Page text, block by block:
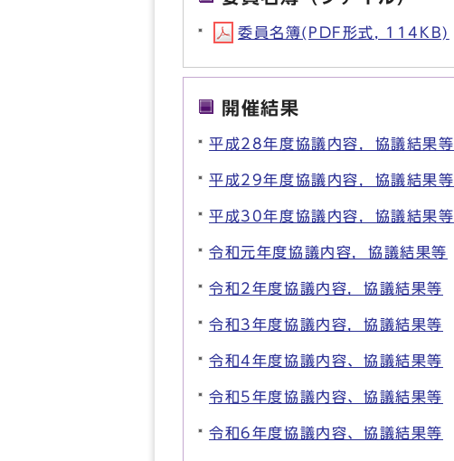
委員名簿(PDF形式, 114KB)
開催結果
平成28年度協議内容，協議結果等
平成29年度協議内容，協議結果等
平成30年度協議内容，協議結果等
令和元年度協議内容，協議結果等
令和2年度協議内容，協議結果等
令和3年度協議内容，協議結果等
令和4年度協議内容、協議結果等
令和5年度協議内容、協議結果等
令和6年度協議内容、協議結果等